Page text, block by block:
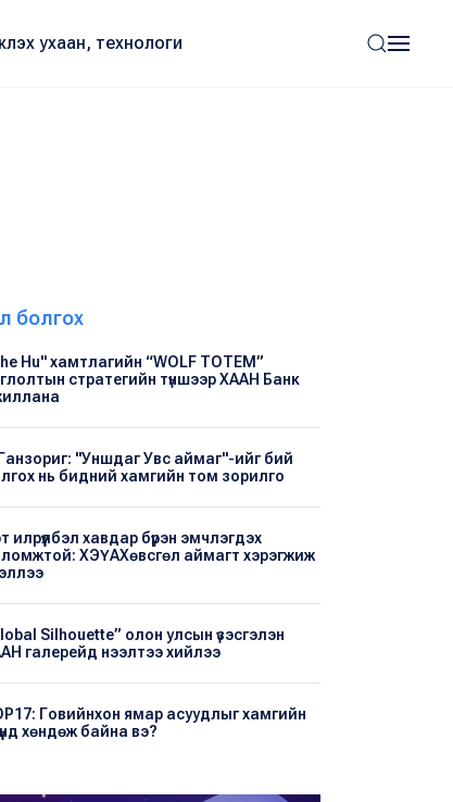
ухаан, технологи
болгох
Hu" хамтлагийн “WOLF TOTEM”
стратегийн түншээр ХААН Банк
"Уншдаг Увс аймаг"-ийг бий
нь бидний хамгийн том зорилго
илрүүлбэл хавдар бүрэн эмчлэгдэх
ХЭҮА​Хөвсгөл аймагт хэрэгжиж
Silhouette” олон улсын үзэсгэлэн
галерейд нээлтээ хийлээ
Говийнхон ямар асуудлыг хамгийн
хөндөж байна вэ?